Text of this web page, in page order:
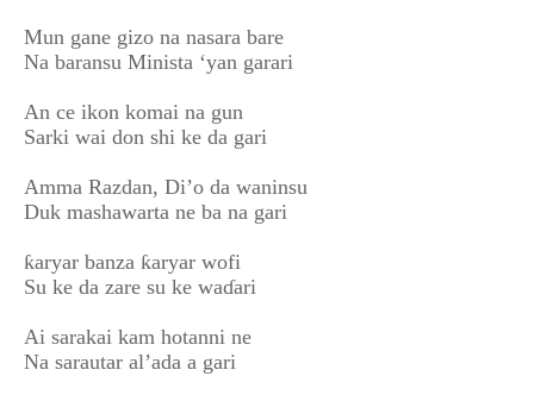
Mun gane gizo na nasara bare
Na baransu Minista ‘yan garari
An ce ikon komai na gun
Sarki wai don shi ke da gari
Amma Razdan, Di’o da waninsu
Duk mashawarta ne ba na gari
ƙaryar banza ƙaryar wofi
Su ke da zare su ke waɗari
Ai sarakai kam hotanni ne
Na sarautar al’ada a gari